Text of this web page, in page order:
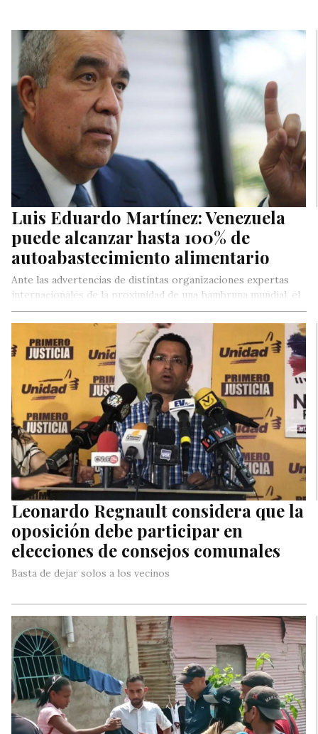
Luis Eduardo Martínez: Venezuela
puede alcanzar hasta 100% de
autoabastecimiento alimentario
Ante las advertencias de distintas organizaciones expertas
internacionales de la proximidad de una hambruna mundial, el
diputado opositor Luis Eduardo…
Leonardo Regnault considera que la
oposición debe participar en
elecciones de consejos comunales
Basta de dejar solos a los vecinos